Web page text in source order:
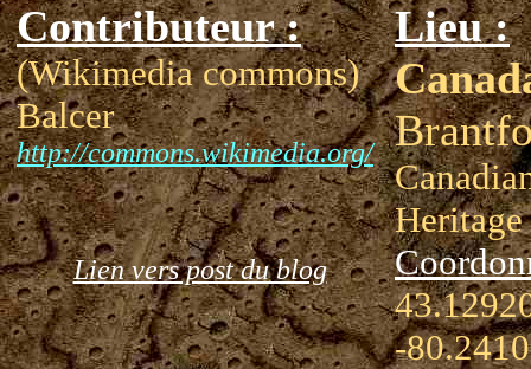
Contributeur :
(Wikimedia commons)
Balcer
http://commons.wikimedia.org/
Lien vers post du blog
Lieu :
-